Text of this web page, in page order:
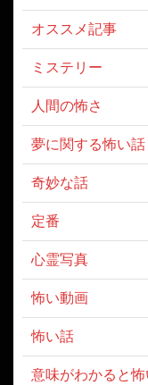
オススメ記事
ミステリー
人間の怖さ
夢に関する怖い話
奇妙な話
定番
心霊写真
怖い動画
怖い話
意味がわかると